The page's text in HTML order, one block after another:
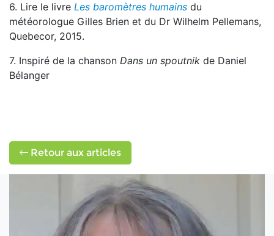
6. Lire le livre Les baromètres humains du
météorologue Gilles Brien et du Dr Wilhelm Pellemans,
Quebecor, 2015.
7. Inspiré de la chanson Dans un spoutnik de Daniel
Bélanger
Retour aux articles